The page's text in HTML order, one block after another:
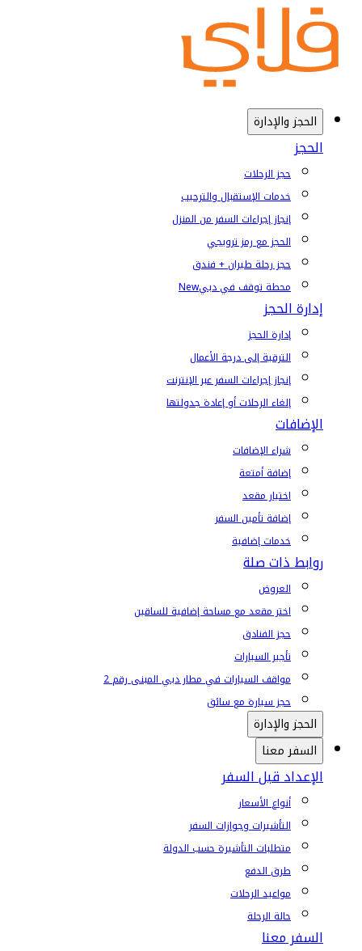
الحجز والإدارة
الحجز
حجز الرحلات
خدمات الإستقبال والترحيب
إنجاز إجراءات السفر من المنزل
الحجز مع رمز ترويجي
حجز رحلة طيران + فندق
محطة توقف في دبيNew
إدارة الحجز
إدارة الحجز
الترقية إلى درجة الأعمال
إنجاز إجراءات السفر عبر الإنترنت
إلغاء الرحلات أو إعادة جدولتها
الإضافات
شراء الإضافات
إضافة أمتعة
اختيار مقعد
إضافة تأمين السفر
خدمات إضافية
روابط ذات صلة
العروض
اختر مقعد مع مساحة إضافية للساقين
حجز الفنادق
تأجير السيارات
مواقف السيارات في مطار دبي المبنى رقم 2
حجز سيارة مع سائق
الحجز والإدارة
السفر معنا
الإعداد قبل السفر
أنواع الأسعار
التأشيرات وجوازات السفر
متطلبات التأشيرة حسب الدولة
طرق الدفع
مواعيد الرحلات
حالة الرحلة
السفر معنا